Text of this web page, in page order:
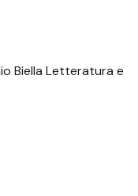
Biella Letteratura e